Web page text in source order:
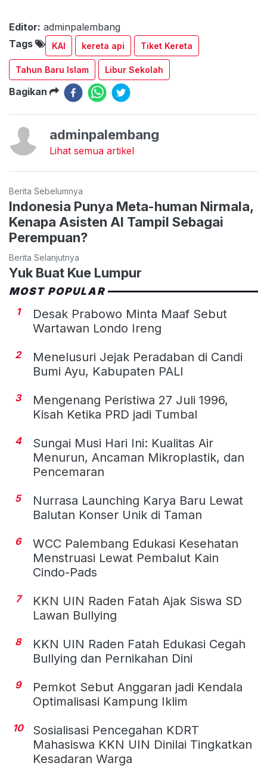
Editor: adminpalembang
Tags
KAI kereta api Tiket Kereta
Tahun Baru Islam Libur Sekolah
Bagikan
adminpalembang
Lihat semua artikel
Berita Sebelumnya
Indonesia Punya Meta-human Nirmala,
Kenapa Asisten AI Tampil Sebagai
Perempuan?
Berita Selanjutnya
Yuk Buat Kue Lumpur
MOST POPULAR
1
Desak Prabowo Minta Maaf Sebut
Wartawan Londo Ireng
2
Menelusuri Jejak Peradaban di Candi
Bumi Ayu, Kabupaten PALI
3
Mengenang Peristiwa 27 Juli 1996,
Kisah Ketika PRD jadi Tumbal
4
Sungai Musi Hari Ini: Kualitas Air
Menurun, Ancaman Mikroplastik, dan
Pencemaran
5
Nurrasa Launching Karya Baru Lewat
Balutan Konser Unik di Taman
6
WCC Palembang Edukasi Kesehatan
Menstruasi Lewat Pembalut Kain
Cindo-Pads
7
KKN UIN Raden Fatah Ajak Siswa SD
Lawan Bullying
8
KKN UIN Raden Fatah Edukasi Cegah
Bullying dan Pernikahan Dini
9
Pemkot Sebut Anggaran jadi Kendala
Optimalisasi Kampung Iklim
10
Sosialisasi Pencegahan KDRT
Mahasiswa KKN UIN Dinilai Tingkatkan
Kesadaran Warga